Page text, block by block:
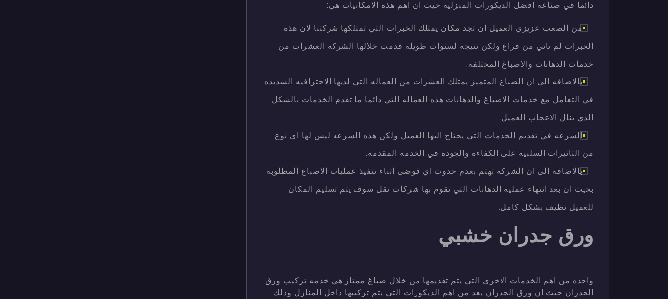
دائما في صناعه افضل الديكورات المنزليه حيث ان اهم هذه الامكانيات هي:
من الصعب عزيزي العميل ان تجد مكان يمتلك الخبرات التي تمتلكها شركتنا لان هذه
الخبرات لم تاتي من فراغ ولكن نتيجه لسنوات طويله قدمت خلالها الشركه العشرات من
خدمات الدهانات والاصباغ المختلفة.
بالاضافه الى ان الصباغ المتميز يمتلك العشرات من العماله التي لديها الاحترافيه الشديده
في التعامل مع خدمات الاصباغ والدهانات هذه العماله التي دائما ما تقدم الخدمات بالشكل
الذي ينال الاعجاب العميل.
السرعه في تقديم الخدمات التي يحتاج اليها العميل ولكن هذه السرعه ليس لها اي نوع
من التاثيرات السلبيه على الكفاءه والجوده في الخدمه المقدمه.
بالاضافه الى ان الشركه تهتم بعدم حدوث اي فوضى اثناء تنفيذ عمليات الاصباغ المطلوبه
بحيث ان بعد انتهاء عمليه الدهانات التي تقوم بها شركات نقل سوف يتم تسليم المكان
للعميل نظيف بشكل كامل.
ورق جدران خشبي
واحده من اهم الخدمات الاخرى التي يتم تقديمها من خلال صباغ ممتاز هي خدمه تركيب ورق
الجدران حيث ان ورق الجدران يعد من اهم الديكورات التي يتم تركيبها داخل المنازل وذلك